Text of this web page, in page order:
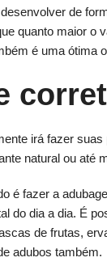
de
quanto maior o
é uma ótima
irá fazer
natural ou até
é fazer a
do dia a dia. É
de frutas,
adubos também.